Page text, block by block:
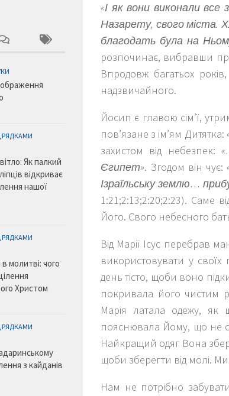
«І як вони виконали все
Назарету, свого міста.
благодать була на
розпочинає, вибравши
Впродовж багатьох
надзвичайного.
Йосип є главою сім’ї,
пов’язане з ім’ям Дитятка:
захистом від небезпек:
Єгипет». Згодом він чує:
Ізраїльську землю…
1:21;2:13;2:20;2:23). Саме
Його. Свого небесного
Від Марії Ісус перебрав
використовувати у
день тісто, щоби воно
покривала його чистим
Марія латала одежу, як
пояснювала Йому, що не
Найкращий одяг Вона
щоби зберегти від молі.
Нам не потрібно
РЯДКАМИ
Як палкий
відкриває
нашої
РЯДКАМИ
молитві: чого
Христом
РЯДКАМИ
з кайданів